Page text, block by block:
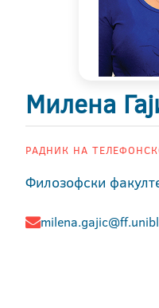
Милена
РАДНИК НА
Филозофски